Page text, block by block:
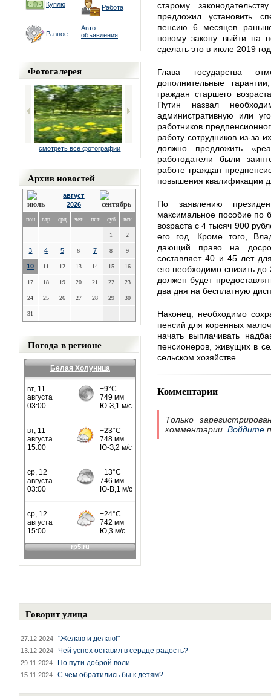
Куплю Работа
Разное
Авто-
объявления
Фотогалерея
смотреть все фотографии
Архив новостей
август
2026
пон втр срд чет пят суб вск
1 2
3 4 5 6 7 8 9
10 11 12 13 14 15 16
17 18 19 20 21 22 23
24 25 26 27 28 29 30
31
Погода в регионе
Белая Холуница
старому
предложил установить
пенсию 6 месяцев
новому закону выйти на
сделать это в июле 2019
Глава государства
дополнительные
граждан старшего
Путин назвал
административную или
работников
работу сотрудников из-за
должно предложить
работодатели были
работе граждан
повышения квалификации
По заявлению
максимальное пособие по
возраста с 4 тысяч 900
его год. Кроме того,
дающий право на
составляет 40 и 45 лет
его необходимо снизить до
должен будет
два дня на бесплатную
Наконец, необходимо
пенсий для коренных
начать выплачивать
пенсионеров, живущих в
сельском хозяйстве.
Комментарии
Только
комментарии. Войдите
Говорит улица
27.12.2024 "Желаю и делаю!"
13.12.2024 Чей успех оставил в сердце радость?
29.11.2024 По пути доброй воли
15.11.2024 С чем обратились бы к детям?